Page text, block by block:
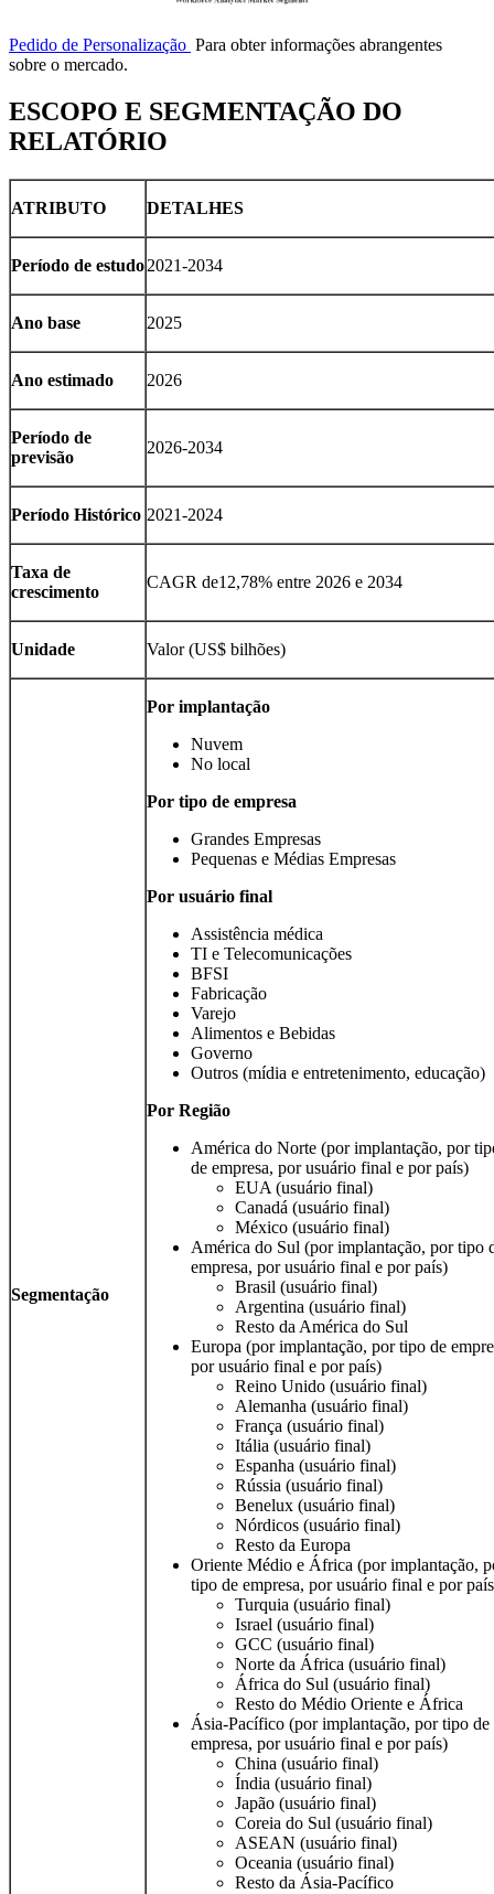
Pedido de Personalização Para obter informações abrangentes
sobre o mercado.
ESCOPO E SEGMENTAÇÃO DO
RELATÓRIO
ATRIBUTO DETALHES
Período de estudo2021-2034
Ano base 2025
Ano estimado 2026
Período de
previsão
2026-2034
Período Histórico 2021-2024
Taxa de
crescimento
CAGR de12,78% entre 2026 e 2034
Unidade Valor (US$ bilhões)
Segmentação
Por implantação
Nuvem
No local
Por tipo de empresa
Grandes Empresas
Pequenas e Médias Empresas
Por usuário final
Assistência médica
TI e Telecomunicações
BFSI
Fabricação
Varejo
Alimentos e Bebidas
Governo
Outros (mídia e entretenimento, educação)
Por Região
América do Norte (por implantação, por
de empresa, por usuário final e por país)
EUA (usuário final)
Canadá (usuário final)
México (usuário final)
América do Sul (por implantação, por tipo
empresa, por usuário final e por país)
Brasil (usuário final)
Argentina (usuário final)
Resto da América do Sul
Europa (por implantação, por tipo de
por usuário final e por país)
Reino Unido (usuário final)
Alemanha (usuário final)
França (usuário final)
Itália (usuário final)
Espanha (usuário final)
Rússia (usuário final)
Benelux (usuário final)
Nórdicos (usuário final)
Resto da Europa
Oriente Médio e África (por implantação,
tipo de empresa, por usuário final e por
Turquia (usuário final)
Israel (usuário final)
GCC (usuário final)
Norte da África (usuário final)
África do Sul (usuário final)
Resto do Médio Oriente e África
Ásia-Pacífico (por implantação, por tipo de
empresa, por usuário final e por país)
China (usuário final)
Índia (usuário final)
Japão (usuário final)
Coreia do Sul (usuário final)
ASEAN (usuário final)
Oceania (usuário final)
Resto da Ásia-Pacífico